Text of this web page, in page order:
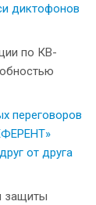
диктофонов
по КВ-
переговоров
от друга
защиты